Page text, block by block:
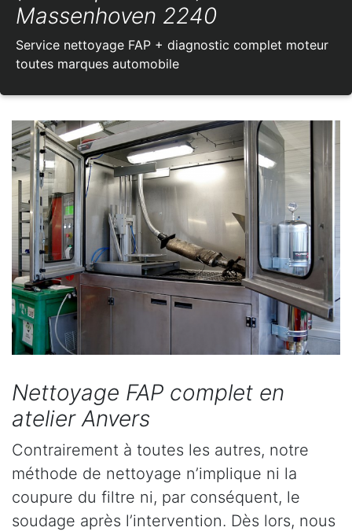
Massenhoven 2240
Service nettoyage FAP + diagnostic complet moteur
toutes marques automobile
Nettoyage FAP complet en
atelier Anvers
Contrairement à toutes les autres, notre
méthode de nettoyage n’implique ni la
coupure du filtre ni, par conséquent, le
soudage après l’intervention. Dès lors, nous